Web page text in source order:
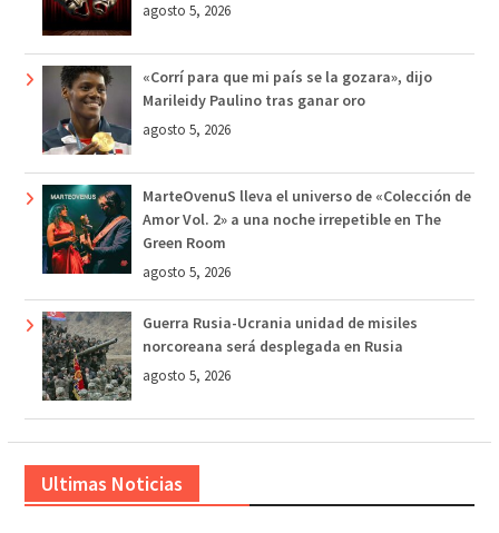
agosto 5, 2026
«Corrí para que mi país se la gozara», dijo
Marileidy Paulino tras ganar oro
agosto 5, 2026
MarteOvenuS lleva el universo de «Colección de
Amor Vol. 2» a una noche irrepetible en The
Green Room
agosto 5, 2026
Guerra Rusia-Ucrania unidad de misiles
norcoreana será desplegada en Rusia
agosto 5, 2026
Ultimas Noticias